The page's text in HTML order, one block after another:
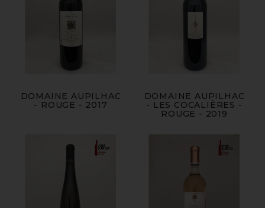
DOMAINE AUPILHAC
- ROUGE - 2017
DOMAINE AUPILHAC
- LES COCALIÈRES -
ROUGE - 2019